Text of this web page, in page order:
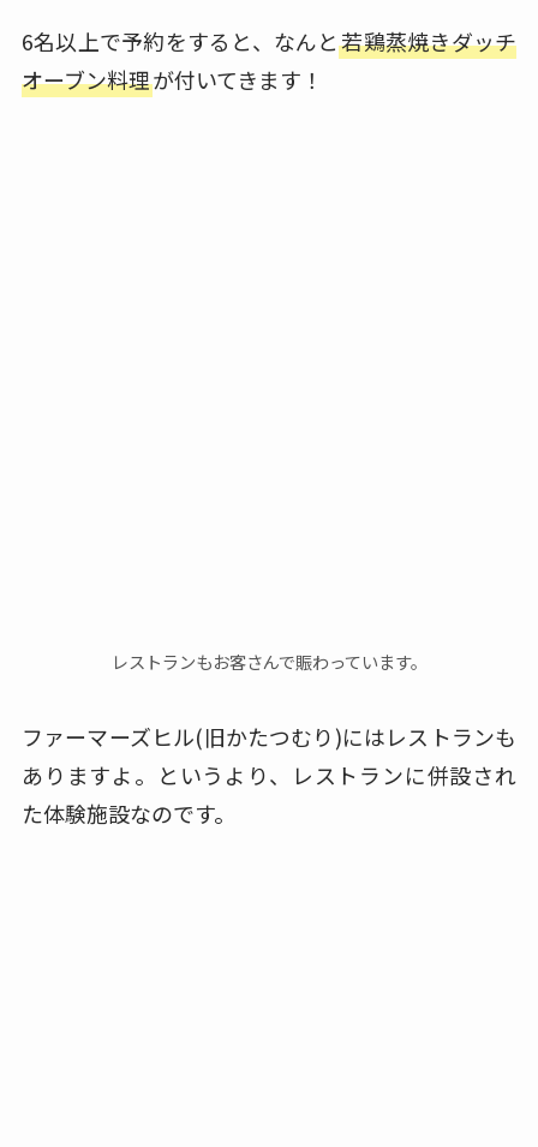
6名以上で予約をすると、なんと若鶏蒸焼きダッチ
オーブン料理が付いてきます！
レストランもお客さんで賑わっています。
ファーマーズヒル(旧かたつむり)にはレストランも
ありますよ。 というより、レストランに併設され
た体験施設なのです。